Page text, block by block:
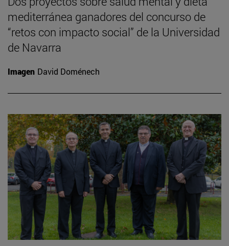
mediterránea ganadores del concurso de
“retos con impacto social” de la Universidad
de Navarra
Imagen David Doménech